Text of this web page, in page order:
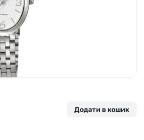
Додати в кошик